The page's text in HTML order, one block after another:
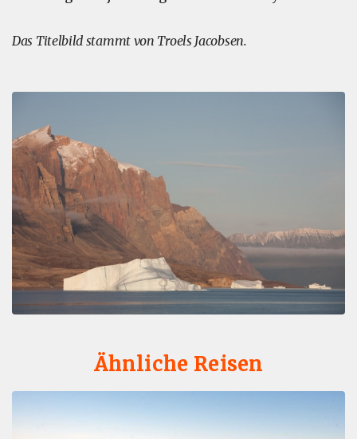
Das Titelbild stammt von Troels Jacobsen.
Ähnliche Reisen